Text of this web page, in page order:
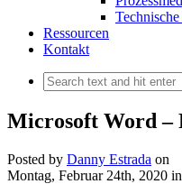
Ressourcen
Kontakt
Microsoft Word –
Posted by Danny Estrada on
Montag, Februar 24th, 2020 in